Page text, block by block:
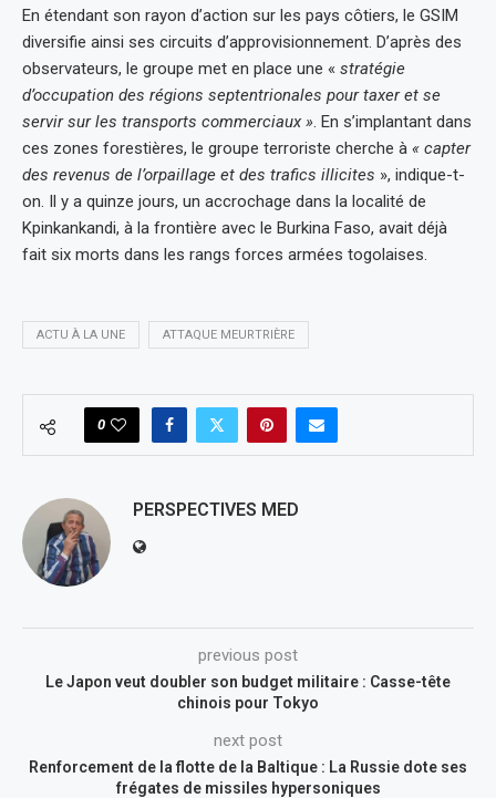
En étendant son rayon d’action sur les pays côtiers, le GSIM
diversifie ainsi ses circuits d’approvisionnement. D’après des
observateurs, le groupe met en place une « stratégie
d’occupation des régions septentrionales pour taxer et se
servir sur les transports commerciaux ». En s’implantant dans
ces zones forestières, le groupe terroriste cherche à « capter
des revenus de l’orpaillage et des trafics illicites », indique-t-
on. Il y a quinze jours, un accrochage dans la localité de
Kpinkankandi, à la frontière avec le Burkina Faso, avait déjà
fait six morts dans les rangs forces armées togolaises.
ACTU À LA UNE ATTAQUE MEURTRIÈRE
0
PERSPECTIVES MED
previous post
Le Japon veut doubler son budget militaire : Casse-tête
chinois pour Tokyo
next post
Renforcement de la flotte de la Baltique : La Russie dote ses
frégates de missiles hypersoniques